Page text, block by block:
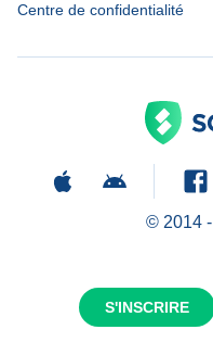
S'INSCRIRE
Centre de confidentialité
© 2014 -